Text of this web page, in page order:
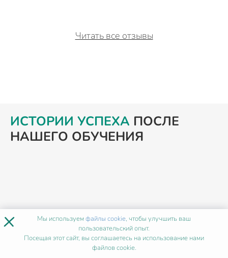
Читать все отзывы
ИСТОРИИ УСПЕХА ПОСЛЕ
НАШЕГО ОБУЧЕНИЯ
× Мы используемфайлы cookie, чтобы улучшить ваш
пользовательский опыт.
Посещая этот сайт, вы соглашаетесь на использование нами
файлов cookie.